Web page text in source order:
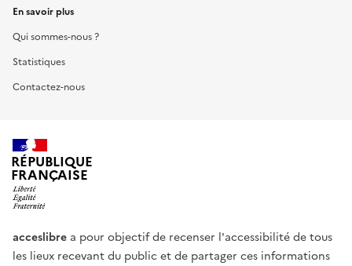
En savoir plus
Qui sommes-nous ?
Statistiques
Contactez-nous
RÉPUBLIQUE
FRANÇAISE
acceslibre a pour objectif de recenser l'accessibilité de tous
les lieux recevant du public et de partager ces informations